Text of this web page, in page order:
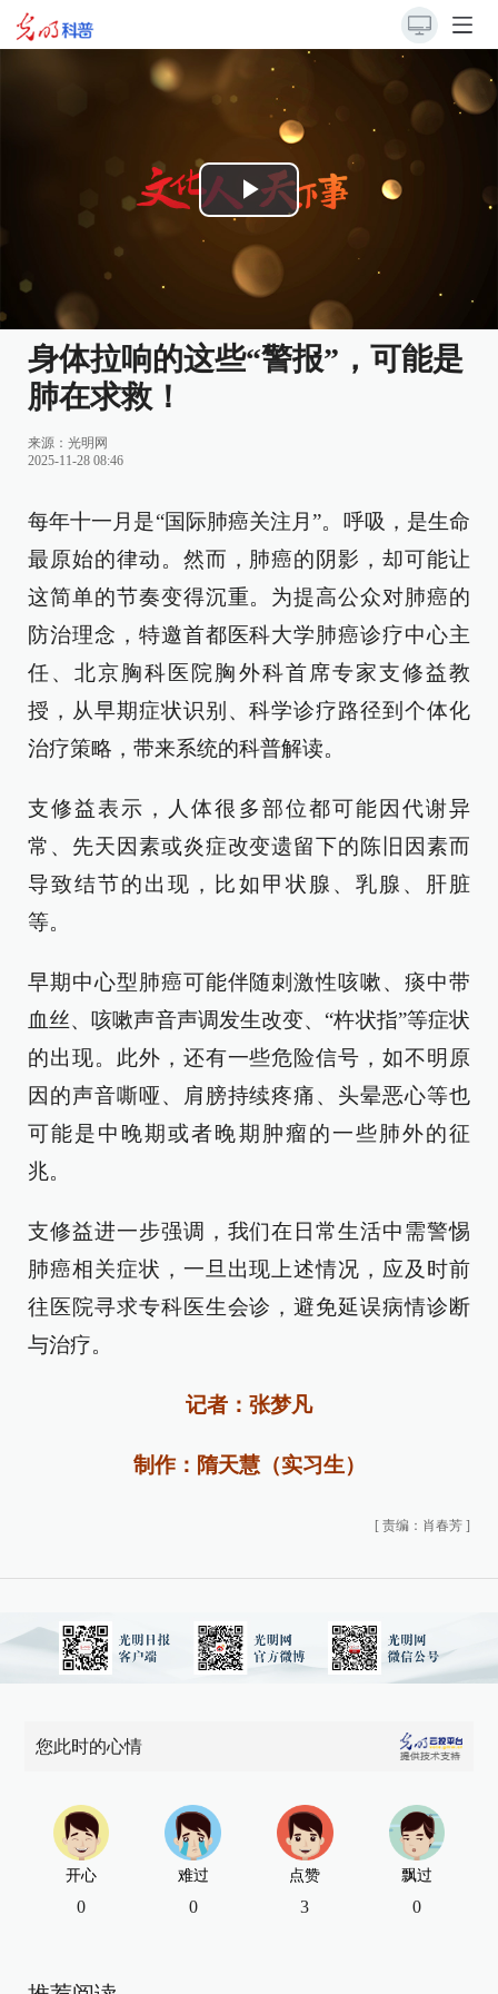
Play
Video
身体拉响的这些“警报”，可能是
肺在求救！
来源： 光明网
2025-11-28 08:46
每年十一月是“国际肺癌关注月”。呼吸，是生命
最原始的律动。然而，肺癌的阴影，却可能让
这简单的节奏变得沉重。为提高公众对肺癌的
防治理念，特邀首都医科大学肺癌诊疗中心主
任、北京胸科医院胸外科首席专家支修益教
授，从早期症状识别、科学诊疗路径到个体化
治疗策略，带来系统的科普解读。
支修益表示，人体很多部位都可能因代谢异
常、先天因素或炎症改变遗留下的陈旧因素而
导致结节的出现，比如甲状腺、乳腺、肝脏
等。
早期中心型肺癌可能伴随刺激性咳嗽、痰中带
血丝、咳嗽声音声调发生改变、“杵状指”等症状
的出现。此外，还有一些危险信号，如不明原
因的声音嘶哑、肩膀持续疼痛、头晕恶心等也
可能是中晚期或者晚期肿瘤的一些肺外的征
兆。
支修益进一步强调，我们在日常生活中需警惕
肺癌相关症状，一旦出现上述情况，应及时前
往医院寻求专科医生会诊，避免延误病情诊断
与治疗。
记者：张梦凡
制作：隋天慧（实习生）
[ 责编：肖春芳 ]
您此时的心情
开心
0
难过
0
点赞
3
飘过
0